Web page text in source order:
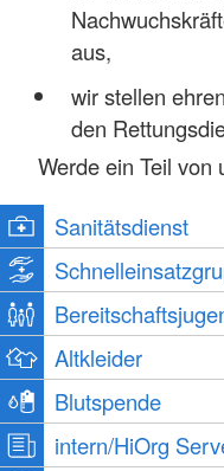
aus,
wir stellen
den
Werde ein Teil von
Sanitätsdienst
Altkleider
Blutspende
intern/HiOrg